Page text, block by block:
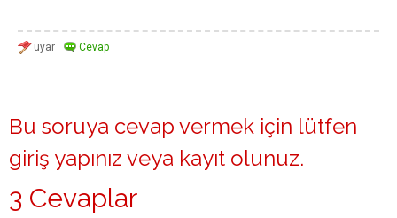
Bu soruya cevap vermek için lütfen
giriş yapınız veya kayıt olunuz.
3 Cevaplar